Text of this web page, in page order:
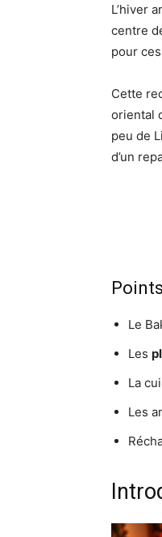
L’hiver
centre
pour
Cette
oriental
peu de
d’un
Le
Les
La
Les